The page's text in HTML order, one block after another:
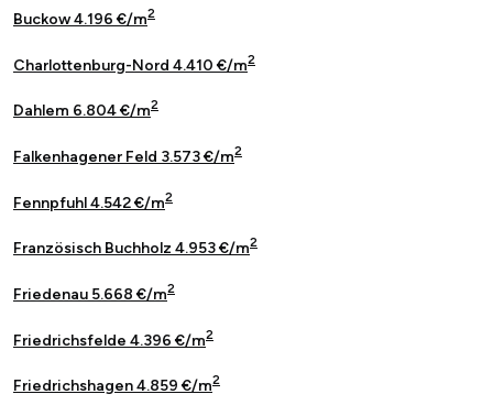
Buckow 4.196 €/m2
Charlottenburg-Nord 4.410 €/m2
Dahlem 6.804 €/m2
Falkenhagener Feld 3.573 €/m2
Fennpfuhl 4.542 €/m2
Französisch Buchholz 4.953 €/m2
Friedenau 5.668 €/m2
Friedrichsfelde 4.396 €/m2
Friedrichshagen 4.859 €/m2